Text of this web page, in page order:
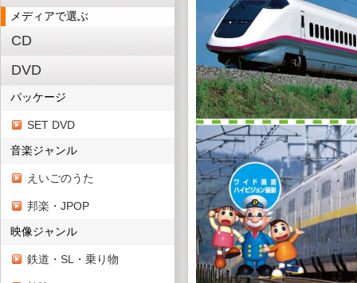
メディアで選ぶ
CD
DVD
パッケージ
SET DVD
音楽ジャンル
えいごのうた
邦楽・JPOP
映像ジャンル
鉄道・SL・乗り物